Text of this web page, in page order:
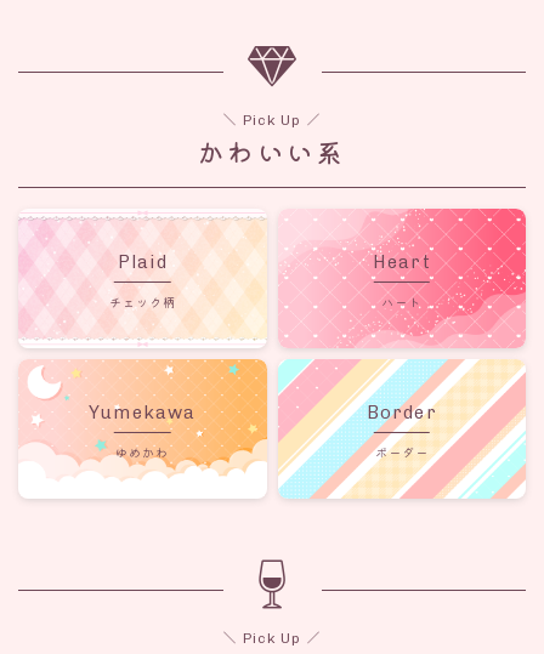
＼ Pick Up ／
かわいい系
チェック柄
Plaid
ハート
Heart
ゆめかわ
Yumekawa
ボーダー
Border
＼ Pick Up ／